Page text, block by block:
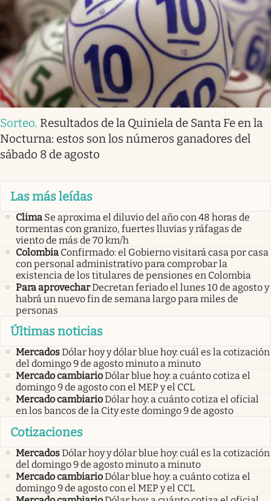
Sorteo. Resultados de la Quiniela de Santa Fe en la
Nocturna: estos son los números ganadores del
sábado 8 de agosto
Las más leídas
Clima Se aproxima el diluvio del año con 48 horas de
tormentas con granizo, fuertes lluvias y ráfagas de
viento de más de 70 km/h
Colombia Confirmado: el Gobierno visitará casa por casa
con personal administrativo para comprobar la
existencia de los titulares de pensiones en Colombia
Para aprovecharDecretan feriado el lunes 10 de agosto y
habrá un nuevo fin de semana largo para miles de
personas
Últimas noticias
MercadosDólar hoy y dólar blue hoy: cuál es la cotización
del domingo 9 de agosto minuto a minuto
Mercado cambiarioDólar blue hoy: a cuánto cotiza el
domingo 9 de agosto con el MEP y el CCL
Mercado cambiarioDólar hoy: a cuánto cotiza el oficial
en los bancos de la City este domingo 9 de agosto
Cotizaciones
MercadosDólar hoy y dólar blue hoy: cuál es la cotización
del domingo 9 de agosto minuto a minuto
Mercado cambiarioDólar blue hoy: a cuánto cotiza el
domingo 9 de agosto con el MEP y el CCL